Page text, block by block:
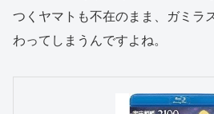
つくヤマトも不在のまま、ガミラ
わってしまうんですよね。